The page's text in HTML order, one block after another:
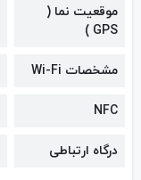
موقعیت نما (
GPS )
مشخصات Wi-Fi
NFC
درگاه ارتباطی